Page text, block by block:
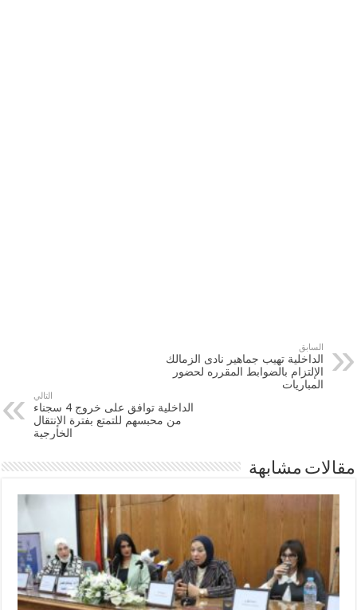
السابق
الداخلية تهيب جماهير نادى الزمالك
الإلتزام بالضوابط المقرره لحضور
المباريات
التالي
الداخلية توافق على خروج 4 سجناء
من محبسهم للتمتع بفترة الإنتقال
الخارجية
مقالات مشابهة